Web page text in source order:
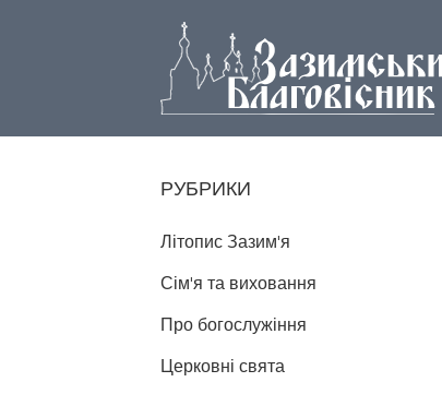
РУБРИКИ
Літопис Зазим'я
Сім'я та виховання
Про богослужіння
Церковні свята